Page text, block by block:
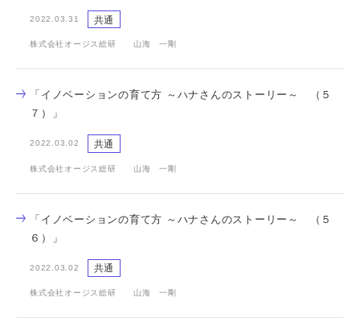
2022.03.31 共通
株式会社オージス総研 山海 一剛
「イノベーションの育て方 ～ハナさんのストーリー～ （５
７）」
2022.03.02 共通
株式会社オージス総研 山海 一剛
「イノベーションの育て方 ～ハナさんのストーリー～ （５
６）」
2022.03.02 共通
株式会社オージス総研 山海 一剛